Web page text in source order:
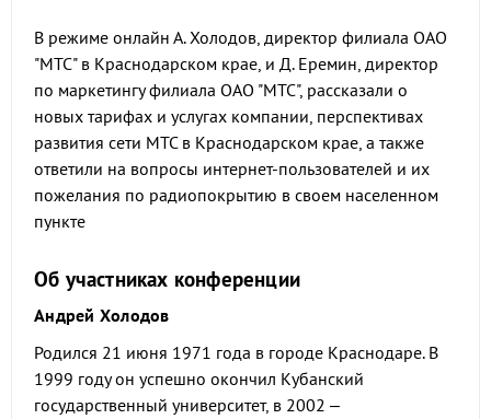
В режиме онлайн А. Холодов, директор филиала ОАО
"МТС" в Краснодарском крае, и Д. Еремин, директор
по маркетингу филиала ОАО "МТС", рассказали о
новых тарифах и услугах компании, перспективах
развития сети МТС в Краснодарском крае, а также
ответили на вопросы интернет-пользователей и их
пожелания по радиопокрытию в своем населенном
пункте
Об участниках конференции
Андрей Холодов
Родился 21 июня 1971 года в городе Краснодаре. В
1999 году он успешно окончил Кубанский
государственный университет, в 2002 –